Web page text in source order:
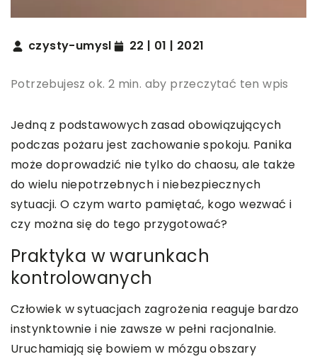
czysty-umysl 22 | 01 | 2021
Potrzebujesz ok. 2 min. aby przeczytać ten wpis
Jedną z podstawowych zasad obowiązujących
podczas pożaru jest zachowanie spokoju. Panika
może doprowadzić nie tylko do chaosu, ale także
do wielu niepotrzebnych i niebezpiecznych
sytuacji. O czym warto pamiętać, kogo wezwać i
czy można się do tego przygotować?
Praktyka w warunkach
kontrolowanych
Człowiek w sytuacjach zagrożenia reaguje bardzo
instynktownie i nie zawsze w pełni racjonalnie.
Uruchamiają się bowiem w mózgu obszary